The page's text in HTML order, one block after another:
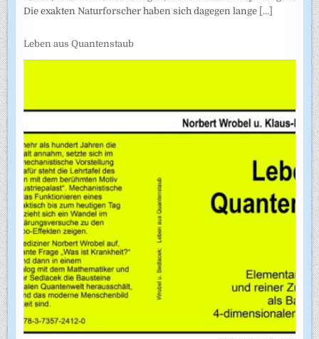
Die exakten Naturforscher haben sich dagegen lange [...]
Leben aus Quantenstaub